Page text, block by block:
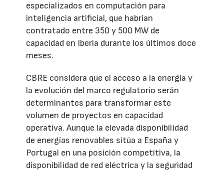
especializados en computación para
inteligencia artificial, que habrían
contratado entre 350 y 500 MW de
capacidad en Iberia durante los últimos doce
meses.
CBRE considera que el acceso a la energía y
la evolución del marco regulatorio serán
determinantes para transformar este
volumen de proyectos en capacidad
operativa. Aunque la elevada disponibilidad
de energías renovables sitúa a España y
Portugal en una posición competitiva, la
disponibilidad de red eléctrica y la seguridad